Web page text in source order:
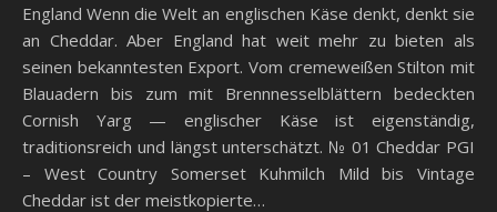
England Wenn die Welt an englischen Käse denkt, denkt sie
an Cheddar. Aber England hat weit mehr zu bieten als
seinen bekanntesten Export. Vom cremeweißen Stilton mit
Blauadern bis zum mit Brennnesselblättern bedeckten
Cornish Yarg — englischer Käse ist eigenständig,
traditionsreich und längst unterschätzt. № 01 Cheddar PGI
– West Country Somerset Kuhmilch Mild bis Vintage
Cheddar ist der meistkopierte…